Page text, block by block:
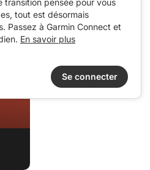
transition pensée pour vous
tout est désormais
Passez à Garmin Connect et
En savoir plus
Se connecter